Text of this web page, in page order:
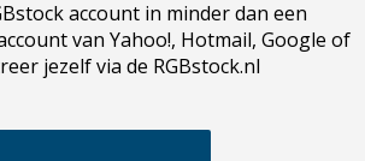
account in minder dan een
van Yahoo!, Hotmail, Google of
jezelf via de RGBstock.nl